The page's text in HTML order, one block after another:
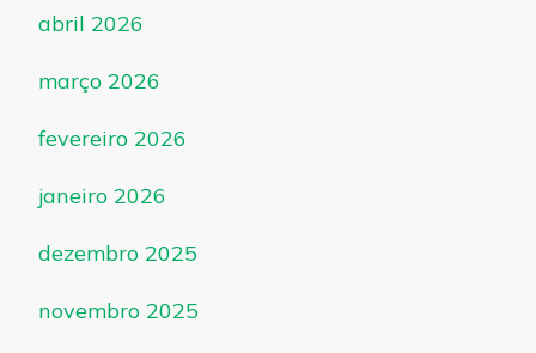
abril 2026
março 2026
fevereiro 2026
janeiro 2026
dezembro 2025
novembro 2025